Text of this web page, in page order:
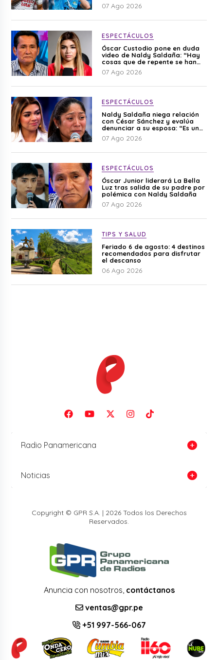
07 Ago 2026
ESPECTÁCULOS
Óscar Custodio pone en duda
video de Naldy Saldaña: “Hay
cosas que de repente se han
editado”
07 Ago 2026
ESPECTÁCULOS
Naldy Saldaña niega relación
con César Sánchez y evalúa
denunciar a su esposa: “Es una
difamación”
07 Ago 2026
ESPECTÁCULOS
Óscar Junior liderará La Bella
Luz tras salida de su padre por
polémica con Naldy Saldaña
07 Ago 2026
TIPS Y SALUD
Feriado 6 de agosto: 4 destinos
recomendados para disfrutar
el descanso
06 Ago 2026
Radio Panamericana
Noticias
Copyright © GPR S.A. | 2026 Todos los Derechos
Reservados.
Anuncia con nosotros, contáctanos
ventas@gpr.pe
+51 997-566-067